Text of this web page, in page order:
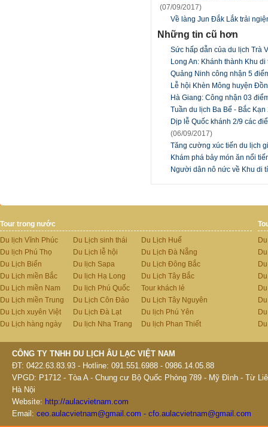
(07/09/2017)
Về làng Jun Đắk Lắk trải
Những tin cũ hơn
Sức hấp dẫn của du lịch Trà
Long An: Khánh thành Khu
Quảng Ninh công nhận 5
Lễ hội Khèn Mông huyện
Hà Giang: Công nhận 03
Tuần du lịch Ba Bể - Bắc
Dịp lễ Quốc khánh 2/9 các
(06/09/2017)
Tăng cường xúc tiến du lịch
Khám phá bảy món ăn nổi
Người dân nô nức về Khu di
Tour trong nước
Du lịch Vĩnh Phúc
Du lịch Phú Thọ
Du Lịch Biển
Du Lịch miền Bắc
Du Lịch miền Nam
Du Lịch miền Trung
Du Lịch xuyên Việt
Du Lịch hàng ngày
Du Lịch sinh thái
Du Lịch lễ hội
Du lịch Sapa
Du lịch Hạ Long
Du lịch Phú Quốc
Du Lịch Côn Đảo
Du Lịch Đà Lạt
Du lịch Nha Trang
Du Lịch Huế
Du Lịch Đà Nẵng
Du Lịch Đông Bắc
Du Lịch Tây Bắc
Tour khách lẻ
Du Lịch Tây Nguyên
Du lịch Phú Yên
Du lịch Phan Thiết
CÔNG TY TNHH DU LỊCH ÂU LẠC VIỆT NAM
ĐT: 0422.63.83.93 - Hotline: 091.551.6988 - 0986.14.05.88
VPGD: P1712 - Tòa A - Chung cư Bộ Quốc Phòng 789 - Mỹ Đình - Từ
Hà Nội
Website: http://aulacvietnam.com
Email: ceo.aulacvietnam@gmail.com - cfo.aulacvietnam@gmail.com